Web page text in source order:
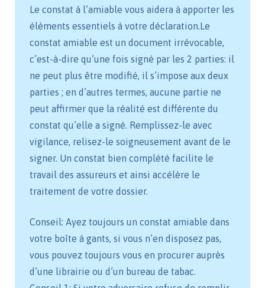
Le constat à l’amiable vous aidera à apporter les
éléments essentiels à votre déclaration.Le
constat amiable est un document irrévocable,
c’est-à-dire qu’une fois signé par les 2 parties: il
ne peut plus être modifié, il s’impose aux deux
parties ; en d’autres termes, aucune partie ne
peut affirmer que la réalité est différente du
constat qu’elle a signé. Remplissez-le avec
vigilance, relisez-le soigneusement avant de le
signer. Un constat bien complété facilite le
travail des assureurs et ainsi accélère le
traitement de votre dossier.
Conseil: Ayez toujours un constat amiable dans
votre boîte à gants, si vous n’en disposez pas,
vous pouvez toujours vous en procurer auprès
d’une librairie ou d’un bureau de tabac.